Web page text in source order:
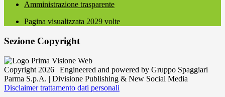
Amministrazione trasparente
Pagina visualizzata 2029 volte
Sezione Copyright
Copyright 2026 | Engineered and powered by Gruppo Spaggiari
Parma S.p.A. | Divisione Publishing & New Social Media
Disclaimer trattamento dati personali